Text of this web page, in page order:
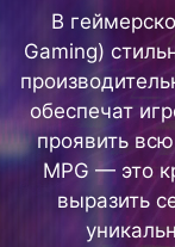
В
Gaming)
обеспечат
проявить
MPG — это
выразить